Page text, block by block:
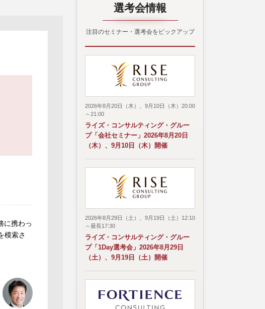
に携わっ
模索さ
選考会情報
注目のセミナー・選考会をピックアップ
2026年8月20日（木）、9月10日（木）20:00
～21:00
ライズ・コンサルティング・グルー
プ「会社セミナー」2026年8月20日
（木）、9月10日（木）開催
2026年8月29日（土）、9月19日（土）12:10
～最長17:30
ライズ・コンサルティング・グルー
プ「1Day選考会」2026年8月29日
（土）、9月19日（土）開催